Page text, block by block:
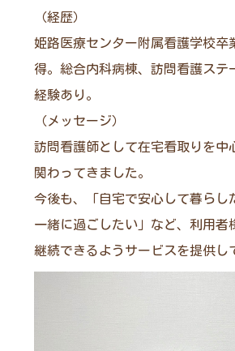
（経歴）
姫路医療センター附属看護学校卒
得。総合内科病棟、訪問看護ステ
経験あり。
（メッセージ）
訪問看護師として在宅看取りを中
関わってきました。
今後も、「自宅で安心して暮らし
一緒に過ごしたい」など、利用者
継続できるようサービスを提供し